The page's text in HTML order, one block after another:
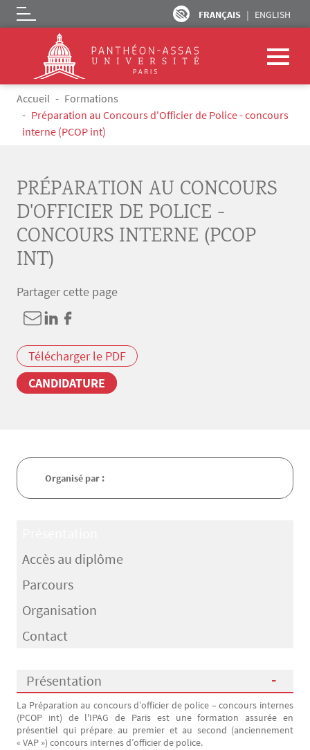
Aller au contenu principal
FRANÇAIS ENGLISH
Logo
Fil d'Ariane
Accueil
Formations
Préparation au Concours d'Officier de Police - concours
interne (PCOP int)
PRÉPARATION AU CONCOURS
D'OFFICIER DE POLICE -
CONCOURS INTERNE (PCOP
INT)
Partager cette page
Télécharger le PDF
CANDIDATURE
Organisé par :
Accès au diplôme
Parcours
Organisation
Contact
Présentation
Présentation
La Préparation au concours d’officier de police – concours internes
(PCOP int) de l'IPAG de Paris est une formation assurée en
présentiel qui prépare au premier et au second (anciennement
« VAP ») concours internes d’officier de police.